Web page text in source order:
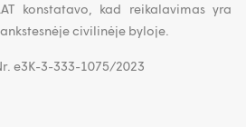
konstatavo, kad reikalavimas yra
civilinėje byloje.
e3K-3-333-1075/2023